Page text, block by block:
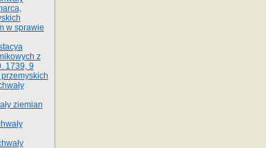
w sprawie
z
1739, 9
ziemian